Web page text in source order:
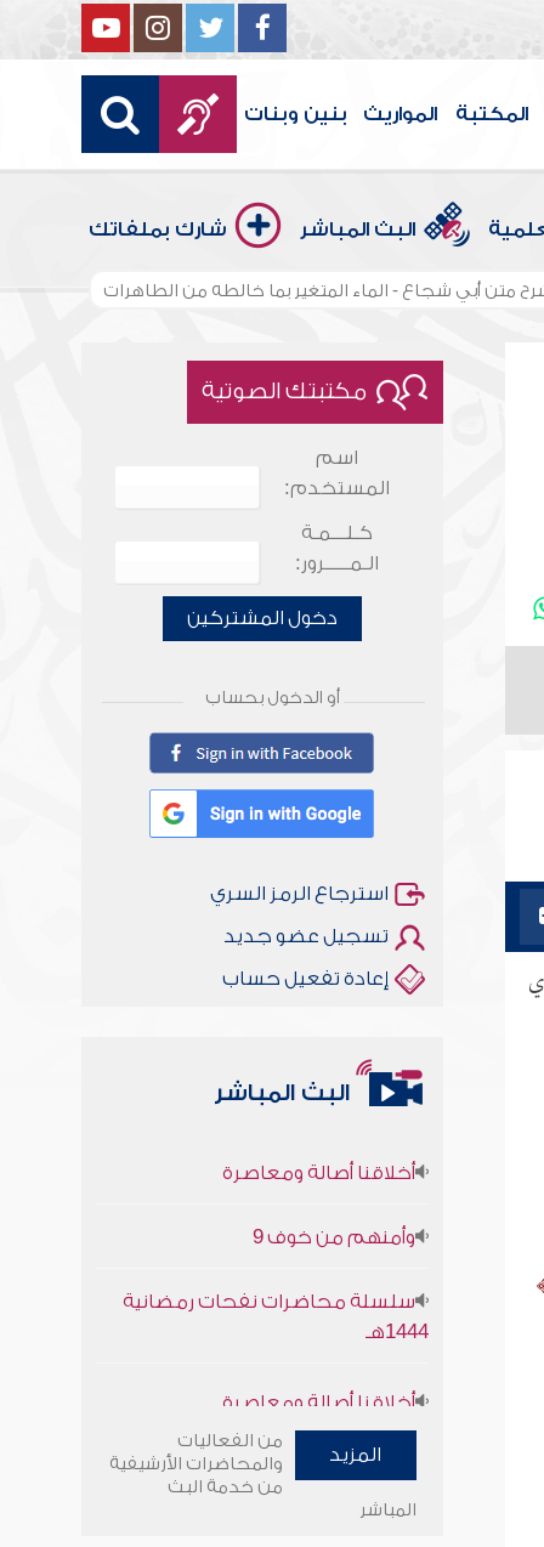
المكتبة المواريث بنين وبنات
البث المباشر شارك بملفاتك
متن أبي شجاع - الماء المتغير بما خالطه من الطاهرات
مكتبتك الصوتية
اسم
المستخدم:
كـلـــمـة
الـمـــــرور:
دخول المشتركين
أو الدخول بحساب
استرجاع الرمز السري
تسجيل عضو جديد
إعادة تفعيل حساب
البث المباشر
1444هـ
وأمنهم من خوف 9
سلسلة محاضرات نفحات رمضانية
1444هـ
المزيد
من الفعاليات
والمحاضرات الأرشيفية
من خدمة البث
المباشر